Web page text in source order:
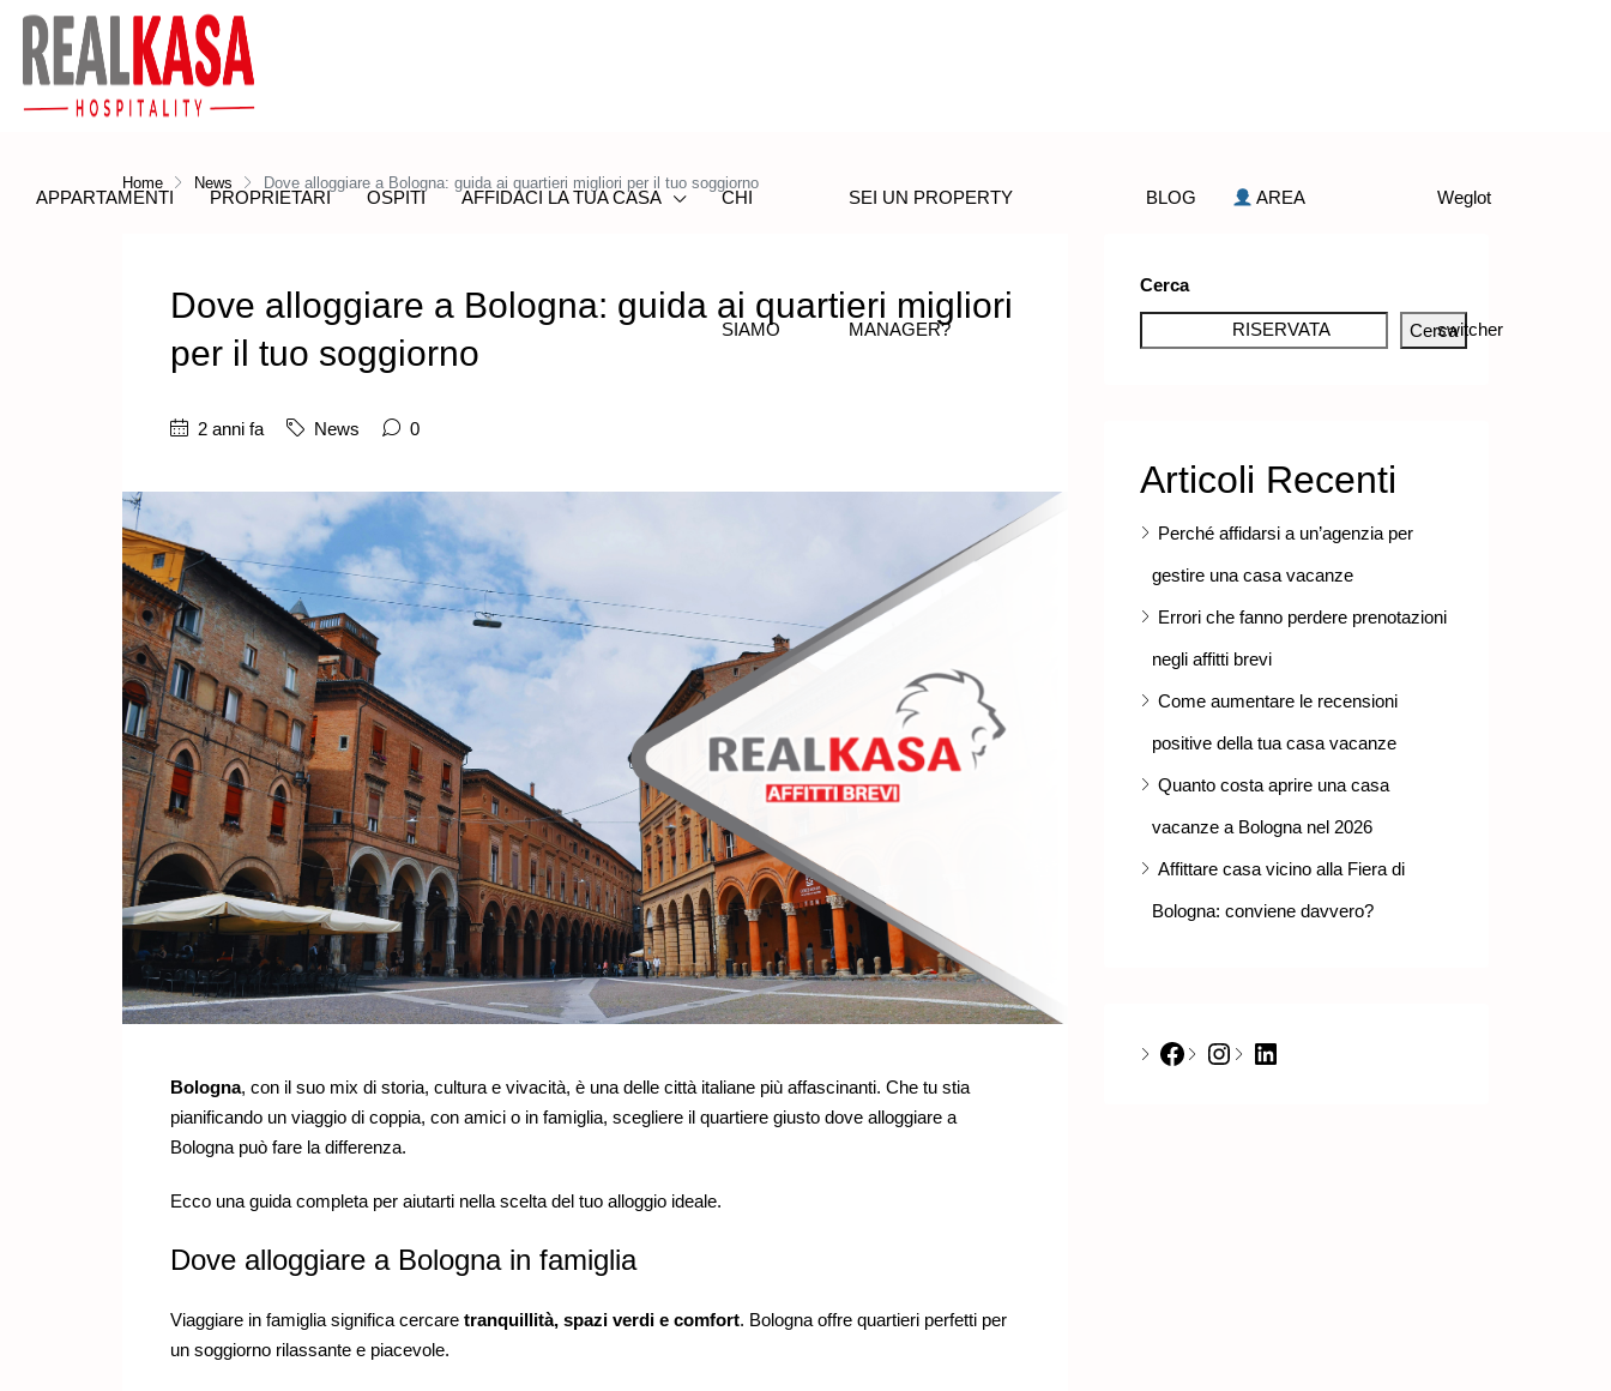
APPARTAMENTI PROPRIETARI OSPITI AFFIDACI LA TUA CASA CHI
SIAMO
SEI UN PROPERTY
MANAGER?
BLOG AREA
RISERVATA
Weglot
switcher
Home News Dove alloggiare a Bologna: guida ai quartieri migliori per il tuo soggiorno
Dove alloggiare a Bologna: guida ai quartieri migliori
per il tuo soggiorno
2 anni fa News 0
Bologna, con il suo mix di storia, cultura e vivacità, è una delle città italiane più affascinanti. Che tu stia
pianificando un viaggio di coppia, con amici o in famiglia, scegliere il quartiere giusto dove alloggiare a
Bologna può fare la differenza.
Ecco una guida completa per aiutarti nella scelta del tuo alloggio ideale.
Dove alloggiare a Bologna in famiglia
Viaggiare in famiglia significa cercare tranquillità, spazi verdi e comfort. Bologna offre quartieri perfetti per
un soggiorno rilassante e piacevole.
Cerca
Cerca
Articoli Recenti
Perché affidarsi a un’agenzia per
gestire una casa vacanze
Errori che fanno perdere prenotazioni
negli affitti brevi
Come aumentare le recensioni
positive della tua casa vacanze
Quanto costa aprire una casa
vacanze a Bologna nel 2026
Affittare casa vicino alla Fiera di
Bologna: conviene davvero?
Facebook
Instagram
LinkedIn